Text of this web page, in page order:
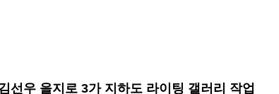
선우 을지로 3가 지하도 라이팅 갤러리 작업